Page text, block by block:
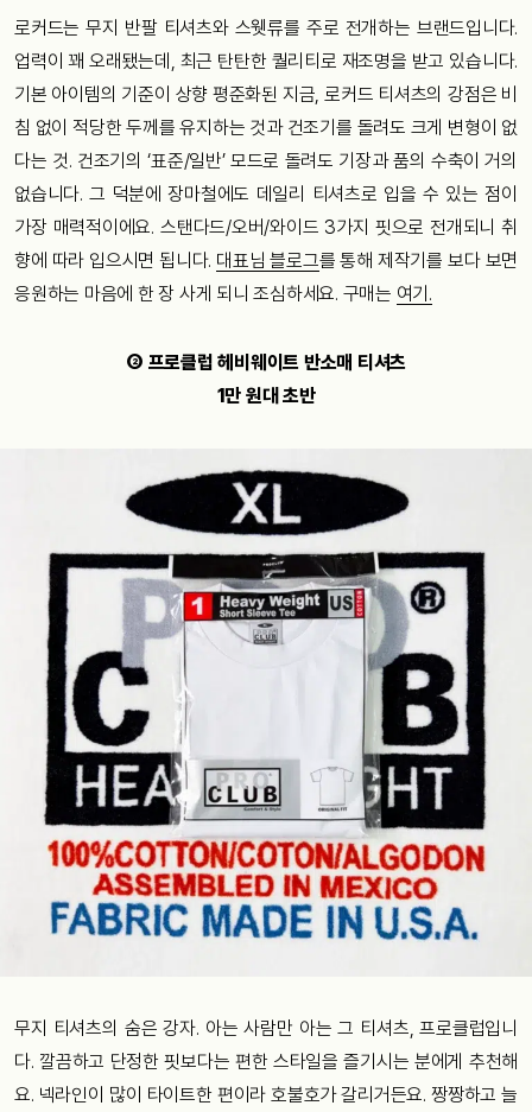
로커드는 무지 반팔 티셔츠와 스웻류를 주로 전개하는 브랜드입니다.
업력이 꽤 오래됐는데, 최근 탄탄한 퀄리티로 재조명을 받고 있습니다.
기본 아이템의 기준이 상향 평준화된 지금, 로커드 티셔츠의 강점은 비
침 없이 적당한 두께를 유지하는 것과 건조기를 돌려도 크게 변형이 없
다는 것. 건조기의 ‘표준/일반’ 모드로 돌려도 기장과 품의 수축이 거의
없습니다. 그 덕분에 장마철에도 데일리 티셔츠로 입을 수 있는 점이
가장 매력적이에요. 스탠다드/오버/와이드 3가지 핏으로 전개되니 취
향에 따라 입으시면 됩니다. 대표님 블로그를 통해 제작기를 보다 보면
응원하는 마음에 한 장 사게 되니 조심하세요. 구매는 여기.
② 프로클럽 헤비웨이트 반소매 티셔츠
1만 원대 초반
무지 티셔츠의 숨은 강자. 아는 사람만 아는 그 티셔츠, 프로클럽입니
다. 깔끔하고 단정한 핏보다는 편한 스타일을 즐기시는 분에게 추천해
요. 넥라인이 많이 타이트한 편이라 호불호가 갈리거든요. 짱짱하고 늘